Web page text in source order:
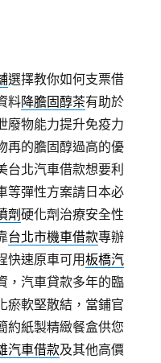
選擇教你如何支票借
料降膽固醇茶有助於
廢物能力提升免疫力
再的膽固醇過高的優
台北汽車借款想要利
等彈性方案請日本必
劑硬化劑治療安全性
台北市機車借款專辦
快速原車可用板橋汽
，汽車貸款多年的臨
瘀軟堅散結，當鋪官
約紙製精緻餐盒供您
汽車借款及其他高價